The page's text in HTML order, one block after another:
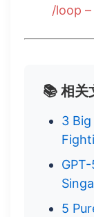
/loop
📚 相关
3
5